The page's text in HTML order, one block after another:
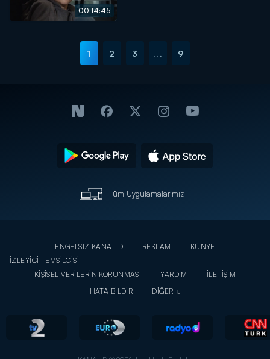
00:14:45
1 2 3 ... 9
Tüm Uygulamalarımız
ENGELSİZ KANAL D REKLAM
KÜNYE
İZLEYİCİ TEMSİLCİSİ
KİŞİSEL VERİLERİN KORUNMASI
YARDIM
İLETİŞİM
HATA BİLDİR
DİĞER